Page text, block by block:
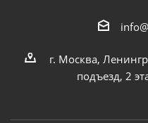
г. Москва,
подъезд, 2